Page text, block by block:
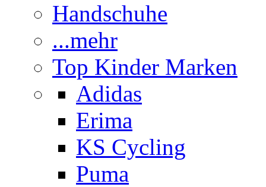
Handschuhe
...mehr
Top Kinder Marken
Adidas
Erima
KS Cycling
Puma